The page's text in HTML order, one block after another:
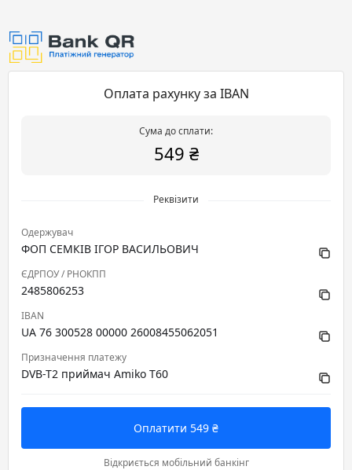
Оплата рахунку за IBAN
Сума до сплати:
549 ₴
Реквізити
Одержувач
ФОП СЕМКІВ ІГОР ВАСИЛЬОВИЧ
ЄДРПОУ / РНОКПП
2485806253
IBAN
UA 76 300528 00000 26008455062051
Призначення платежу
DVB-T2 приймач Amiko Т60
Оплатити 549 ₴
Відкриється мобільний банкінг